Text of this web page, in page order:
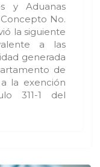
y Aduanas
No.
la siguiente
a las
generada
de
la exención
311-1 del